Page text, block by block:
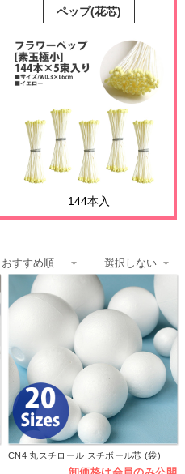
ペップ(花芯)
144本入
CN4 丸スチロール スチボール芯 (袋)